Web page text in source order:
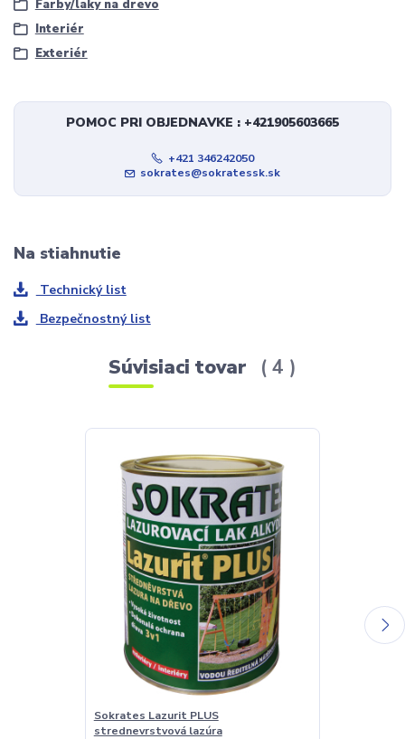
Farby/laky na drevo
Interiér
Exteriér
POMOC PRI OBJEDNAVKE : +421905603665
+421 346242050
sokrates@sokratessk.sk
Na stiahnutie
Technický list
Bezpečnostný list
Súvisiaci tovar 4
Sokrates Lazurit PLUS
strednevrstvová lazúra